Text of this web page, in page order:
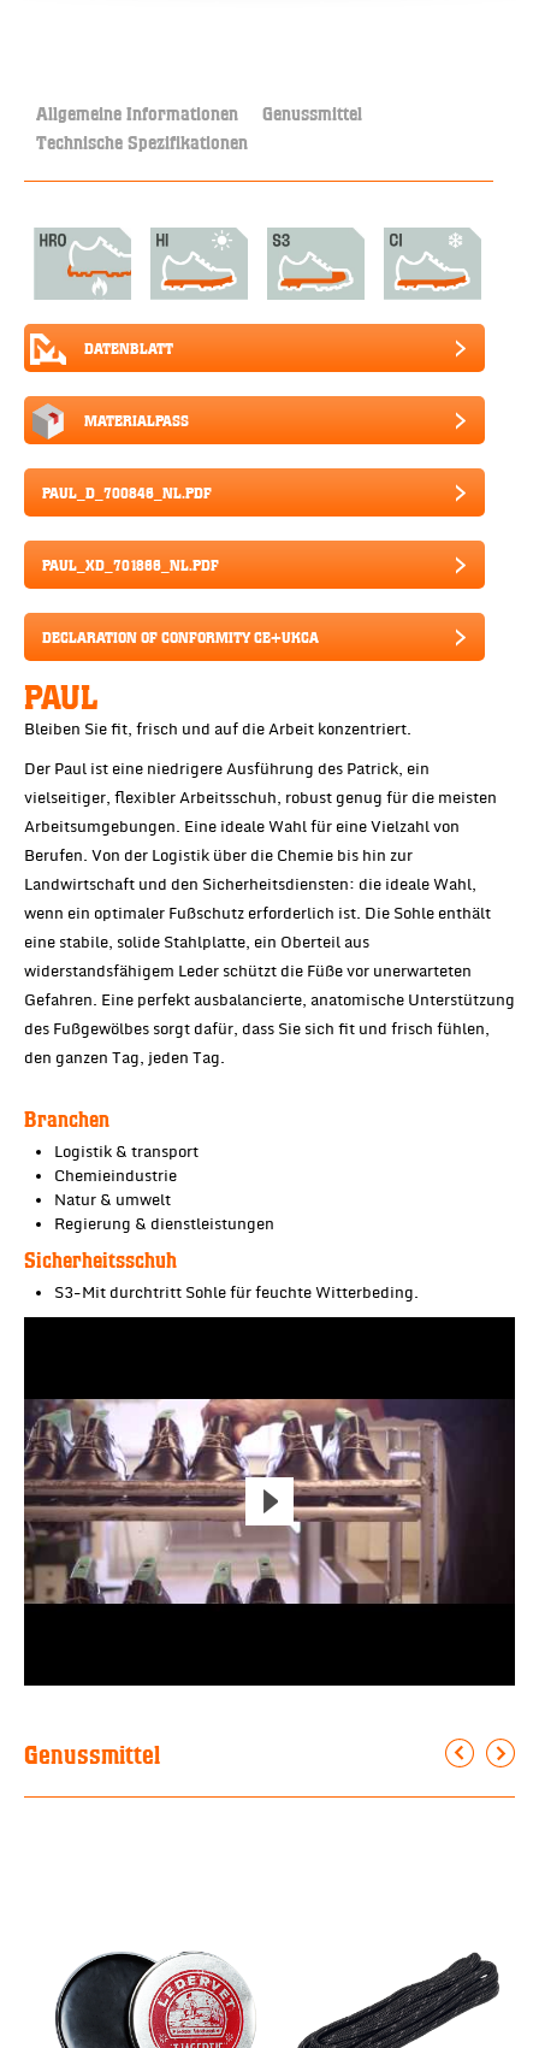
Allgemeine Informationen Genussmittel
Technische Spezifikationen
DATENBLATT
MATERIALPASS
PAUL_D_700846_NL.PDF
PAUL_XD_701866_NL.PDF
DECLARATION OF CONFORMITY CE+UKCA
PAUL
Bleiben Sie fit, frisch und auf die Arbeit konzentriert.
Der Paul ist eine niedrigere Ausführung des Patrick, ein
vielseitiger, flexibler Arbeitsschuh, robust genug für die meisten
Arbeitsumgebungen. Eine ideale Wahl für eine Vielzahl von
Berufen. Von der Logistik über die Chemie bis hin zur
Landwirtschaft und den Sicherheitsdiensten: die ideale Wahl,
wenn ein optimaler Fußschutz erforderlich ist. Die Sohle enthält
eine stabile, solide Stahlplatte, ein Oberteil aus
widerstandsfähigem Leder schützt die Füße vor unerwarteten
Gefahren. Eine perfekt ausbalancierte, anatomische Unterstützung
des Fußgewölbes sorgt dafür, dass Sie sich fit und frisch fühlen,
den ganzen Tag, jeden Tag.
Branchen
Logistik & transport
Chemieindustrie
Natur & umwelt
Regierung & dienstleistungen
Sicherheitsschuh
S3-Mit durchtritt Sohle für feuchte Witterbeding.
Genussmittel